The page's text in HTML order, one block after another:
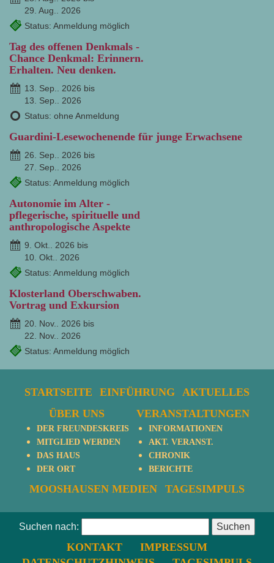
29. Aug.. 2026
Status: Anmeldung möglich
Tag des offenen Denkmals -
Chance Denkmal: Erinnern.
Erhalten. Neu denken.
13. Sep.. 2026 bis
13. Sep.. 2026
Status: ohne Anmeldung
Guardini-Lesewochenende für junge Erwachsene
26. Sep.. 2026 bis
27. Sep.. 2026
Status: Anmeldung möglich
Autonomie im Alter -
pflegerische, spirituelle und
anthropologische Aspekte
9. Okt.. 2026 bis
10. Okt.. 2026
Status: Anmeldung möglich
Klosterland Oberschwaben.
Vortrag und Exkursion
20. Nov.. 2026 bis
22. Nov.. 2026
Status: Anmeldung möglich
STARTSEITE EINFÜHRUNG
AKTUELLES
ÜBER UNS
DER FREUNDESKREIS
MITGLIED WERDEN
DAS HAUS
DER ORT
VERANSTALTUNGEN
INFORMATIONEN
AKT. VERANST.
CHRONIK
BERICHTE
MOOSHAUSEN MEDIEN TAGESIMPULS
Suchen nach:
KONTAKT
IMPRESSUM